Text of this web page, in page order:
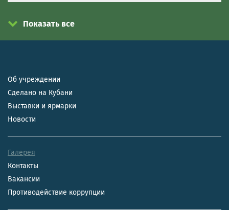
Показать все
Об учреждении
Сделано на Кубани
Выставки и ярмарки
Новости
Галерея
Контакты
Вакансии
Противодействие коррупции